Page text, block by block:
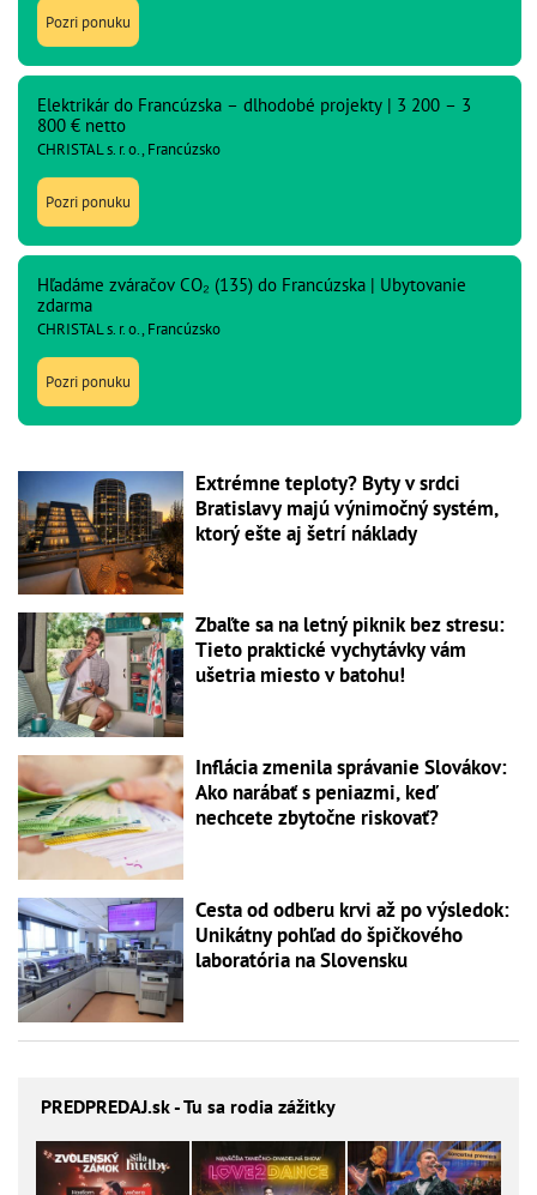
Pozri ponuku
Elektrikár do Francúzska – dlhodobé projekty | 3 200 – 3
800 € netto
CHRISTAL s. r. o., Francúzsko
Pozri ponuku
Hľadáme zváračov CO₂ (135) do Francúzska | Ubytovanie
zdarma
CHRISTAL s. r. o., Francúzsko
Pozri ponuku
Extrémne teploty? Byty v srdci
Bratislavy majú výnimočný systém,
ktorý ešte aj šetrí náklady
Zbaľte sa na letný piknik bez stresu:
Tieto praktické vychytávky vám
ušetria miesto v batohu!
Inflácia zmenila správanie Slovákov:
Ako narábať s peniazmi, keď
nechcete zbytočne riskovať?
Cesta od odberu krvi až po výsledok:
Unikátny pohľad do špičkového
laboratória na Slovensku
PREDPREDAJ.sk - Tu sa rodia zážitky